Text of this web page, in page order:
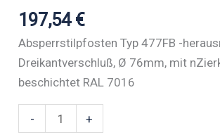
197,54 €
Absperrstilpfosten Typ 477FB -
Dreikantverschluß, Ø 76mm, mit
beschichtet RAL 7016
-
Absperr-
+